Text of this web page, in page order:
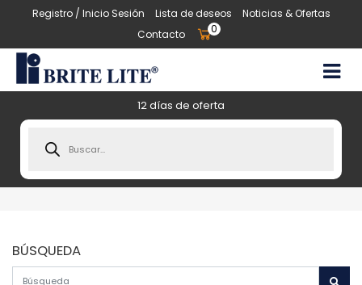
Registro / Inicio Sesión Lista de deseos
Noticias & Ofertas
Contacto
0
12 días de oferta
search
BÚSQUEDA